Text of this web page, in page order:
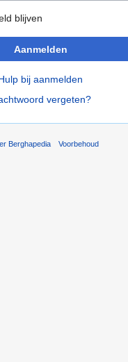
blijven
Aanmelden
bij aanmelden
vergeten?
Berghapedia Voorbehoud